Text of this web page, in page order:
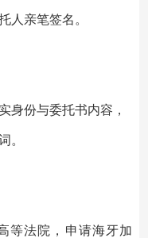
人亲笔签名。
身份与委托书内容，
。
等法院，申请海牙加